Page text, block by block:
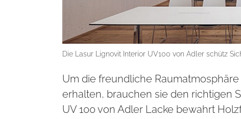
Die Lasur Lignovit Interior UV100 von Adler schütz
Um die freundliche
erhalten, brauchen sie den richtigen
UV 100 von Adler Lacke bewahrt